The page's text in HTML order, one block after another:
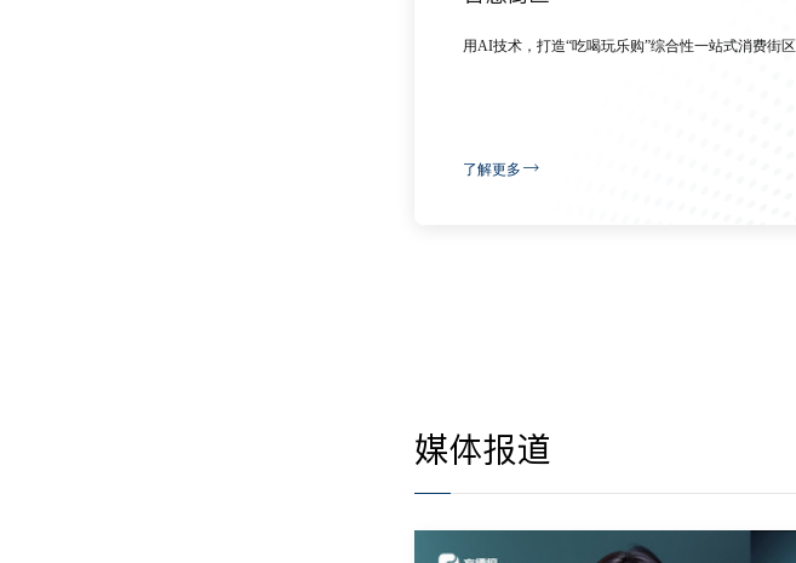
用AI技术，打造“吃喝玩乐购”综合性一站式消费街区
了解更多
媒体报道